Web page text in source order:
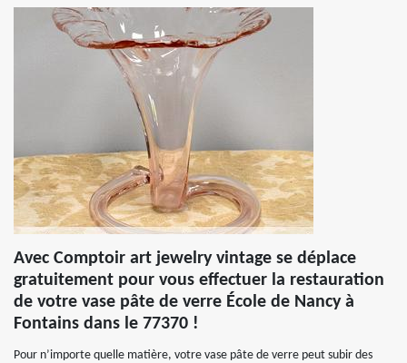
Avec Comptoir art jewelry vintage se déplace
gratuitement pour vous effectuer la restauration
de votre vase pâte de verre École de Nancy à
Fontains dans le 77370 !
Pour n’importe quelle matière, votre vase pâte de verre peut subir des